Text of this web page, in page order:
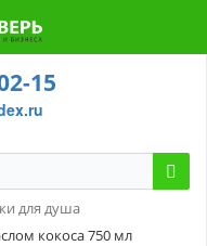
15
для душа
кокоса 750 мл